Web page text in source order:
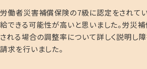
労働者災害補償保険の7級に認定をされて
給できる可能性が高いと思いました。労災
される場合の調整率について詳しく説明し
請求を行いました。